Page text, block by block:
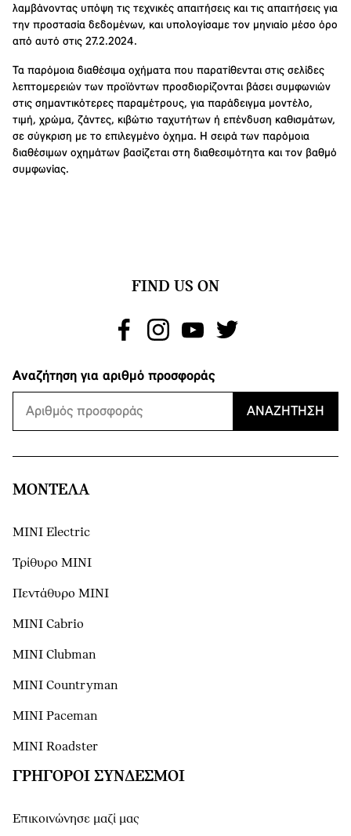
λαμβάνοντας υπόψη τις τεχνικές απαιτήσεις και τις απαιτήσεις για
την προστασία δεδομένων, και υπολογίσαμε τον μηνιαίο μέσο όρο
από αυτό στις 27.2.2024.
Τα παρόμοια διαθέσιμα οχήματα που παρατίθενται στις σελίδες
λεπτομερειών των προϊόντων προσδιορίζονται βάσει συμφωνιών
στις σημαντικότερες παραμέτρους, για παράδειγμα μοντέλο,
τιμή, χρώμα, ζάντες, κιβώτιο ταχυτήτων ή επένδυση καθισμάτων,
σε σύγκριση με το επιλεγμένο όχημα. Η σειρά των παρόμοια
διαθέσιμων οχημάτων βασίζεται στη διαθεσιμότητα και τον βαθμό
συμφωνίας.
FIND US ON
Αναζήτηση για αριθμό προσφοράς
ΑΝΑΖΉΤΗΣΗ
ΜΟΝΤΕΛΑ
MINI Electric
Τρίθυρο MINI
Πεντάθυρο MINI
MINI Cabrio
MINI Clubman
MINI Countryman
MINI Paceman
MINI Roadster
ΓΡΉΓΟΡΟΙ ΣΎΝΔΕΣΜΟΙ
Επικοινώνησε μαζί μας